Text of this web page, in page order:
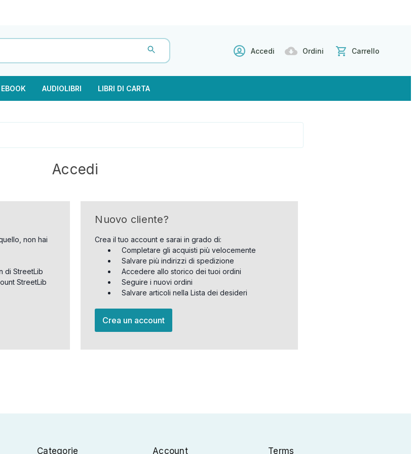
Accedi Ordini Carrello
EBOOK AUDIOLIBRI LIBRI DI CARTA
Accedi
non hai
di StreetLib
StreetLib
Nuovo cliente?
Crea il tuo account e sarai in grado di:
Completare gli acquisti più velocemente
Salvare più indirizzi di spedizione
Accedere allo storico dei tuoi ordini
Seguire i nuovi ordini
Salvare articoli nella Lista dei desideri
Crea un account
Categorie Account Terms